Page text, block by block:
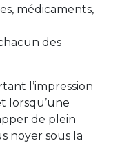
médicaments,
des
l’impression
lorsqu’une
de plein
noyer sous la